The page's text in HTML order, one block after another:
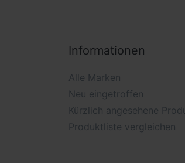
Informationen
Alle Marken
Neu eingetroffen
Kürzlich angesehene
Produktliste vergleichen